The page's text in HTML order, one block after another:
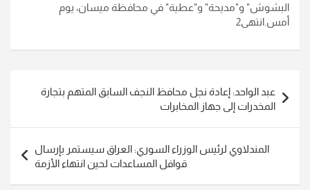
البشوش" و"مديحة" و"عطية" في محافظة ميسان، يوم
أمس.انتهى2
المقالات
عبد الواحد: إعادة نجل محافظ النجف السابق المتهم بتجارة
المخدرات إلى جهاز المخابرات
المندلاوي لرئيس الوزراء السوري: العراق سيستمر بإرسال
قوافل المساعدات لحين انتهاء الأزمة